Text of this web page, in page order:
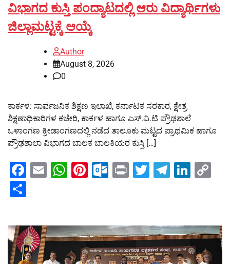
ವಿಭಾಗದ ಕುಸ್ತಿ ಪಂದ್ಯಾಟದಲ್ಲಿ ಆರು ವಿದ್ಯಾರ್ಥಿಗಳು
ಜಿಲ್ಲಾಮಟ್ಟಕ್ಕೆ ಆಯ್ಕೆ
Author
August 8, 2026
0
ಕಾರ್ಕಳ: ಸಾರ್ವಜನಿಕ ಶಿಕ್ಷಣ ಇಲಾಖೆ, ಕರ್ನಾಟಕ ಸರಕಾರ, ಕ್ಷೇತ್ರ
ಶಿಕ್ಷಣಾಧಿಕಾರಿಗಳ ಕಚೇರಿ, ಕಾರ್ಕಳ ಹಾಗೂ ಎಸ್.ವಿ.ಟಿ ಪ್ರೌಢಶಾಲೆ
ಒಳಾಂಗಣ ಕ್ರೀಡಾಂಗಣದಲ್ಲಿ ನಡೆದ ತಾಲೂಕು ಮಟ್ಟದ ಪ್ರಾಥಮಿಕ ಹಾಗೂ
ಪ್ರೌಢಶಾಲಾ ವಿಭಾಗದ ಬಾಲಕ ಬಾಲಕಿಯರ ಕುಸ್ತಿ […]
Facebook
EmailWhatsApp
Pinterest
Outlook.com
PrintTwitter